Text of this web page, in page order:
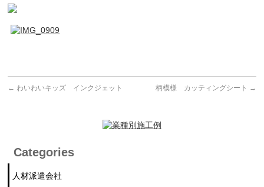
← わいわいキッズ インクジェット 柄模様 カッティングシート →
Categories
人材派遣会社